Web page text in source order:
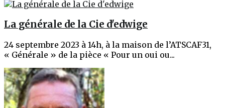
La générale de la Cie d'edwige
24 septembre 2023 à 14h, à la maison de l’ATSCAF31,
« Générale » de la pièce « Pour un oui ou...